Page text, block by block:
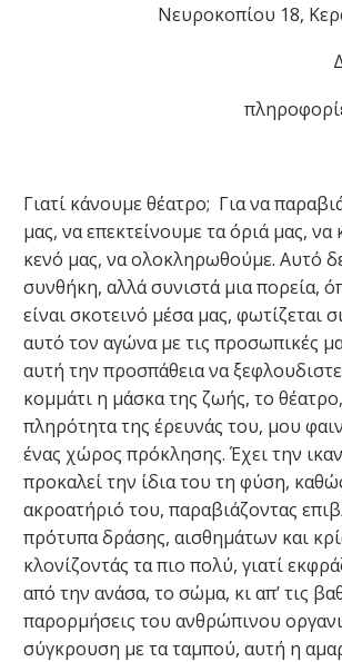
Νευροκοπίου 18,
Γιατί κάνουμε θέατρο; Για να
μας, να επεκτείνουμε τα όριά μας,
κενό μας, να ολοκληρωθούμε. Αυτό
συνθήκη, αλλά συνιστά μια πορεία,
είναι σκοτεινό μέσα μας, φωτίζεται
αυτό τον αγώνα με τις προσωπικές
αυτή την προσπάθεια να
κομμάτι η μάσκα της ζωής, το
πληρότητα της έρευνάς του, μου
ένας χώρος πρόκλησης. Έχει την
προκαλεί την ίδια του τη φύση,
ακροατήριό του, παραβιάζοντας
πρότυπα δράσης, αισθημάτων και
κλονίζοντάς τα πιο πολύ, γιατί
από την ανάσα, το σώμα, κι απ’ τις
παρορμήσεις του ανθρώπινου
σύγκρουση με τα ταμπού, αυτή η